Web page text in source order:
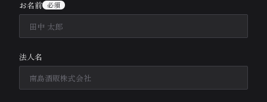
お名前 必須
法人名